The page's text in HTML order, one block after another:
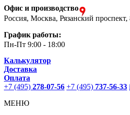
Офис и производство
Россия, Москва, Рязанский
График работы:
Пн-Пт 9:00 - 18:00
Калькулятор
Доставка
Оплата
+7 (495) 278-07-56 +7 (495) 737-56-33
МЕНЮ